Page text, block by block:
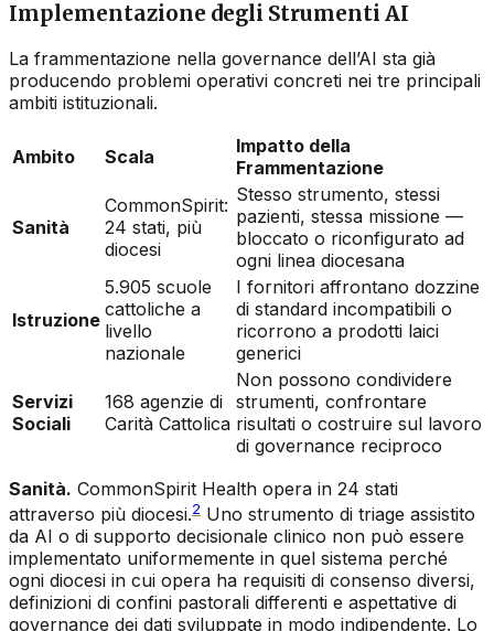
Implementazione degli Strumenti AI
La frammentazione nella governance dell’AI sta già
producendo problemi operativi concreti nei tre principali
ambiti istituzionali.
Ambito Scala
Impatto della
Frammentazione
Sanità
CommonSpirit:
24 stati, più
diocesi
Stesso strumento, stessi
pazienti, stessa missione —
bloccato o riconfigurato ad
ogni linea diocesana
Istruzione
5.905 scuole
cattoliche a
livello
nazionale
I fornitori affrontano dozzine
di standard incompatibili o
ricorrono a prodotti laici
generici
Servizi
Sociali
168 agenzie di
Carità Cattolica
Non possono condividere
strumenti, confrontare
risultati o costruire sul lavoro
di governance reciproco
Sanità. CommonSpirit Health opera in 24 stati
attraverso più diocesi.2 Uno strumento di triage assistito
da AI o di supporto decisionale clinico non può essere
implementato uniformemente in quel sistema perché
ogni diocesi in cui opera ha requisiti di consenso diversi,
definizioni di confini pastorali differenti e aspettative di
governance dei dati sviluppate in modo indipendente. Lo